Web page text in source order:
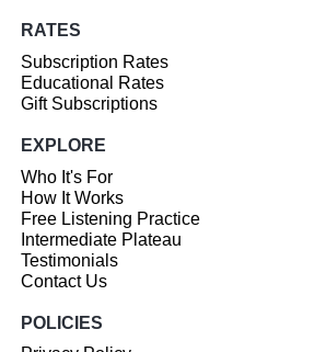
RATES
Subscription Rates
Educational Rates
Gift Subscriptions
EXPLORE
Who It's For
How It Works
Free Listening Practice
Intermediate Plateau
Testimonials
Contact Us
POLICIES